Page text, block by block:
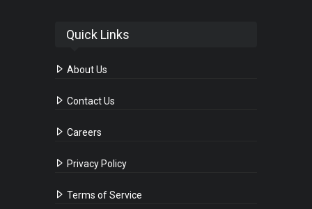
Quick Links
About Us
Contact Us
Careers
Privacy Policy
Terms of Service